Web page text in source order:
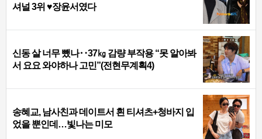
셔널 3위 ♥장윤서였다
신동 살 너무 뺐나‥37㎏ 감량 부작용 “못 알아봐
서 요요 와야하나 고민”(전현무계획4)
송혜교, 남사친과 데이트서 흰 티셔츠+청바지 입
었을 뿐인데…빛나는 미모